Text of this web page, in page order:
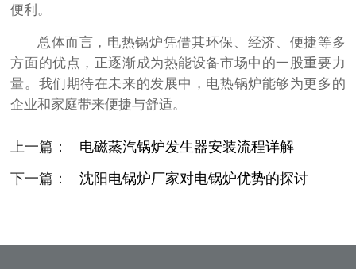
便利。
总体而言，电热锅炉凭借其环保、经济、便捷等多
方面的优点，正逐渐成为热能设备市场中的一股重要力
量。我们期待在未来的发展中，电热锅炉能够为更多的
企业和家庭带来便捷与舒适。
上一篇：
电磁蒸汽锅炉发生器安装流程详解
下一篇：
沈阳电锅炉厂家对电锅炉优势的探讨